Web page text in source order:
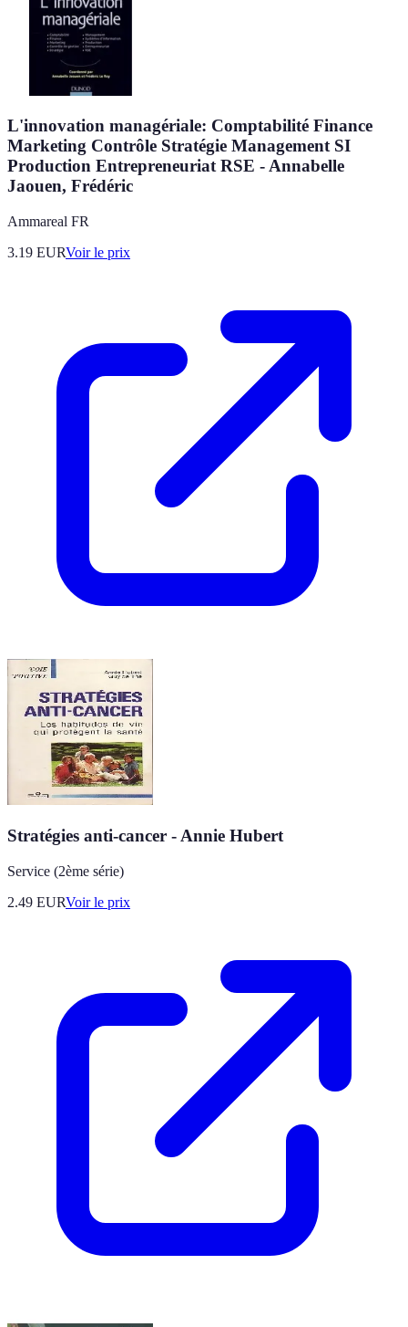
L'innovation managériale: Comptabilité Finance
Marketing Contrôle Stratégie Management SI
Production Entrepreneuriat RSE - Annabelle
Jaouen, Frédéric
Ammareal FR
3.19 EURVoir le prix
Stratégies anti-cancer - Annie Hubert
Service (2ème série)
2.49 EURVoir le prix